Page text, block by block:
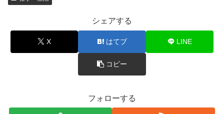
シェアする
X はてブ LINE
コピー
フォローする